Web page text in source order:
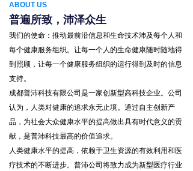
普遍所致，沛泽众生
ABOUT US
我们的使命：推动最前沿信息和生命技术沛及每个人和
每个健康服务组织。让每一个人的生命健康随时随地得
到照顾，让每一个健康服务组织的运行得到及时的信息
支持。
成都普沛科技有限公司是一家创新型高科技企业。公司
认为，人类对健康的追求永无止境。通过自主创新产
品，为社会大众健康水平的提高做出具有时代意义的贡
献，是普沛科技最高的价值追求。
人类健康水平的提高，依赖于卫生资源的有效利用和医
疗技术的不断进步。普沛公司将致力成为新型医疗行业